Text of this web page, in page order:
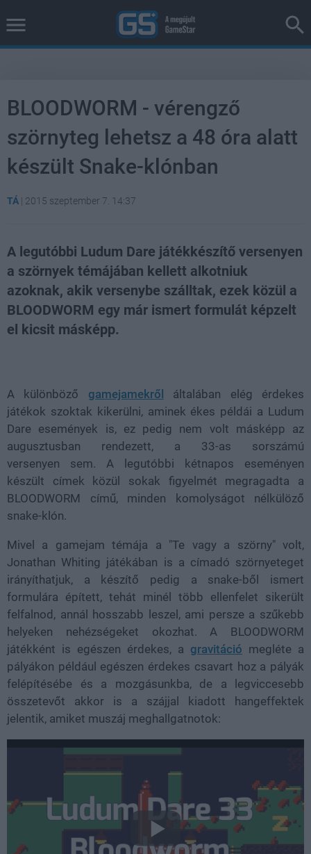
BLOODWORM - vérengző
szörnyteg lehetsz a 48 óra alatt
készült Snake-klónban
TÁ | 2015 szeptember 7. 14:37
A legutóbbi Ludum Dare játékkészítő versenyen
a szörnyek témájában kellett alkotniuk
azoknak, akik versenybe szálltak, ezek közül a
BLOODWORM egy már ismert formulát képzelt
el kicsit másképp.
A különböző gamejamekről
általában elég érdekes
játékok szoktak kikerülni, aminek ékes példái a Ludum
Dare események is, ez pedig nem volt másképp az
augusztusban rendezett, a 33-as sorszámú
versenyen sem. A legutóbbi kétnapos eseményen
készült címek közül sokak figyelmét megragadta a
BLOODWORM című, minden komolyságot nélkülöző
snake-klón.
Mivel a gamejam témája a "Te vagy a szörny" volt,
Jonathan Whiting játékában is a címadó szörnyeteget
irányíthatjuk, a készítő pedig a snake-ből ismert
formulára épített, tehát minél több ellenfelet sikerült
felfalnod, annál hosszabb leszel, ami persze a szűkebb
helyeken nehézségeket okozhat. A BLOODWORM
játékként is egészen érdekes, a gravitáció megléte a
pályákon például egészen érdekes csavart hoz a pályák
felépítésébe és a mozgásunkba, de a legviccesebb
összetevőt akkor is a szájjal kiadott hangeffektek
jelentik, amiket muszáj meghallgatnotok: